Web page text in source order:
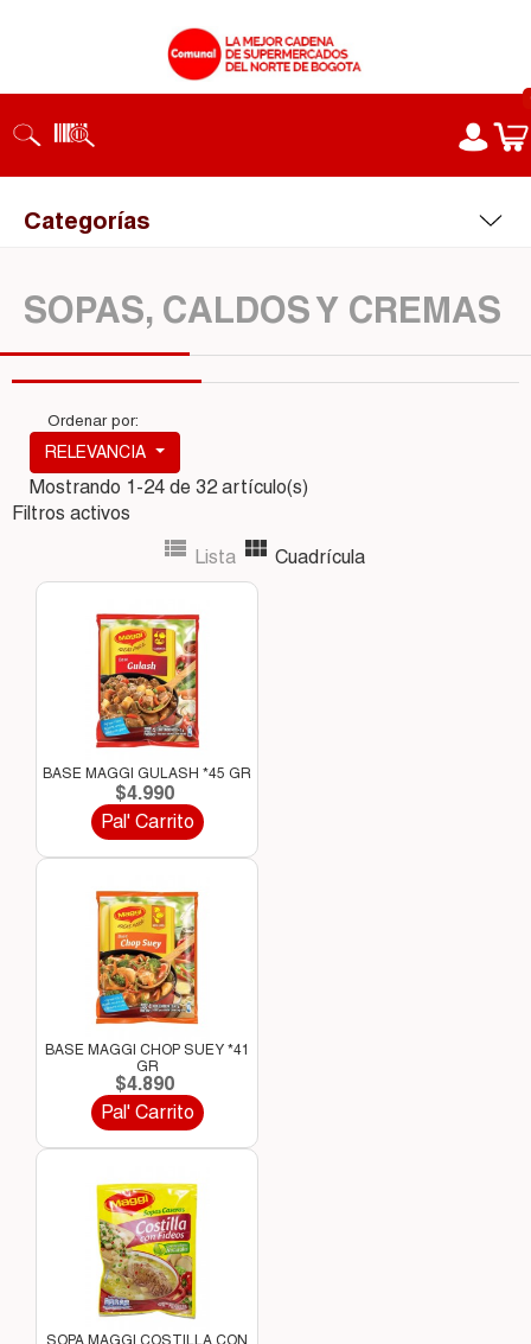
Categorías
SOPAS, CALDOS Y CREMAS
Ordenar por:
RELEVANCIA
Mostrando 1-24 de 32 artículo(s)
Filtros activos
 Cuadrícula
 Lista
BASE MAGGI GULASH *45 GR
$4.990
Pal' Carrito
BASE MAGGI CHOP SUEY *41
GR
$4.890
Pal' Carrito